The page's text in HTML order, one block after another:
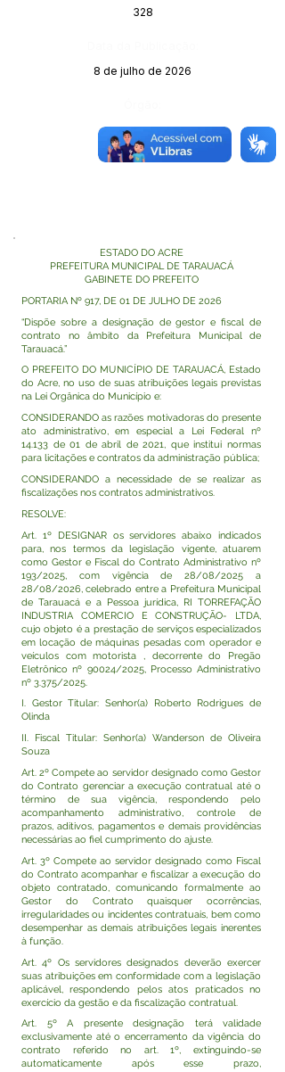
328
8 de julho de 2026
ESTADO DO ACRE
PREFEITURA MUNICIPAL DE TARAUACÁ
GABINETE DO PREFEITO
PORTARIA Nº 917, DE 01 DE JULHO DE 2026
“Dispõe sobre a designação de gestor e fiscal de
contrato no âmbito da Prefeitura Municipal de
Tarauacá.”
O PREFEITO DO MUNICÍPIO DE TARAUACÁ, Estado
do Acre, no uso de suas atribuições legais previstas
na Lei Orgânica do Município e:
CONSIDERANDO as razões motivadoras do presente
ato administrativo, em especial a Lei Federal nº
14.133 de 01 de abril de 2021, que institui normas
para licitações e contratos da administração pública;
CONSIDERANDO a necessidade de se realizar as
fiscalizações nos contratos administrativos.
RESOLVE:
Art. 1º DESIGNAR os servidores abaixo indicados
para, nos termos da legislação vigente, atuarem
como Gestor e Fiscal do Contrato Administrativo nº
193/2025, com vigência de 28/08/2025 a
28/08/2026, celebrado entre a Prefeitura Municipal
de Tarauacá e a Pessoa jurídica, RI TORREFAÇÃO
INDUSTRIA COMERCIO E CONSTRUÇÃO- LTDA,
cujo objeto é a prestação de serviços especializados
em locação de máquinas pesadas com operador e
veículos com motorista , decorrente do Pregão
Eletrônico nº 90024/2025, Processo Administrativo
nº 3.375/2025.
I. Gestor Titular: Senhor(a) Roberto Rodrigues de
Olinda
II. Fiscal Titular: Senhor(a) Wanderson de Oliveira
Souza
Art. 2º Compete ao servidor designado como Gestor
do Contrato gerenciar a execução contratual até o
término de sua vigência, respondendo pelo
acompanhamento administrativo, controle de
prazos, aditivos, pagamentos e demais providências
necessárias ao fiel cumprimento do ajuste.
Art. 3º Compete ao servidor designado como Fiscal
do Contrato acompanhar e fiscalizar a execução do
objeto contratado, comunicando formalmente ao
Gestor do Contrato quaisquer ocorrências,
irregularidades ou incidentes contratuais, bem como
desempenhar as demais atribuições legais inerentes
à função.
Art. 4º Os servidores designados deverão exercer
suas atribuições em conformidade com a legislação
aplicável, respondendo pelos atos praticados no
exercício da gestão e da fiscalização contratual.
Art. 5º A presente designação terá validade
exclusivamente até o encerramento da vigência do
contrato referido no art. 1º, extinguindo-se
automaticamente após esse prazo,